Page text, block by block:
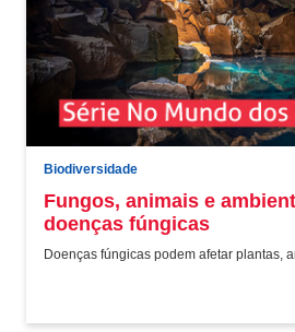
Biodiversidade
Fungos, animais e
doenças fúngicas
Doenças fúngicas podem afetar plantas,